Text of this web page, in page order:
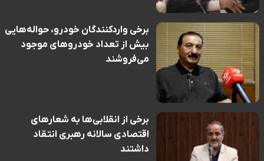
برخی واردکنندگان خودرو، حواله‌هایی
بیش از تعداد خودروهای موجود
می‌فروشند
برخی از انقلابی‌ها به شعارهای
اقتصادی سالانه رهبری انتقاد
داشتند